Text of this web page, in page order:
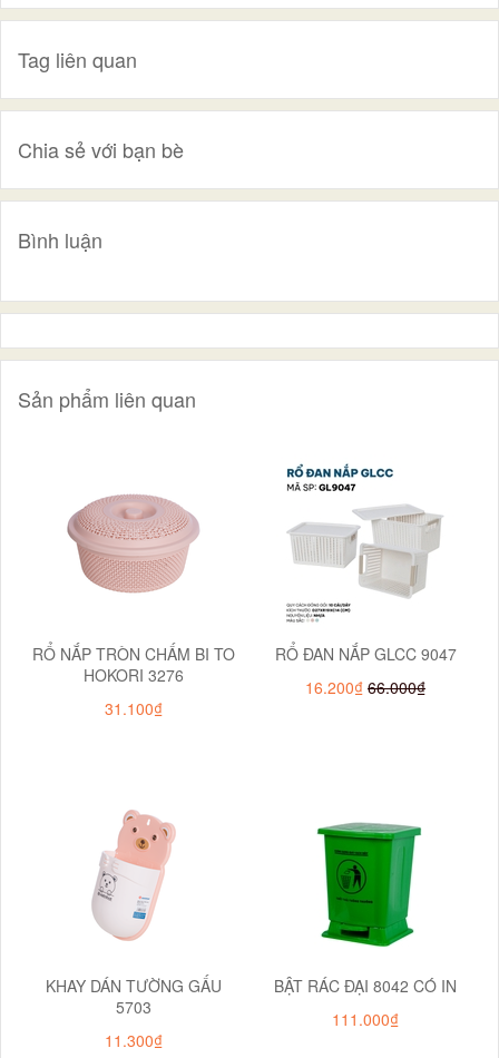
Tag liên quan
Chia sẻ với bạn bè
Bình luận
Sản phẩm liên quan
RỔ NẮP TRÒN CHẤM BI TO
HOKORI 3276
31.100₫
RỔ ĐAN NẮP GLCC 9047
16.200₫ 66.000₫
KHAY DÁN TƯỜNG GẤU
5703
11.300₫
BẬT RÁC ĐẠI 8042 CÓ IN
111.000₫